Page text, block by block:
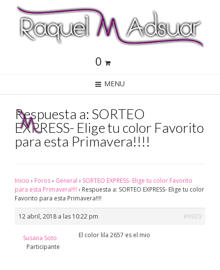
0
MENU
Respuesta a: SORTEO
EXPRESS- Elige tu color Favorito
para esta Primavera!!!!
Inicio › Foros› General › SORTEO EXPRESS- Elige tu color Favorito
para esta Primavera!!!! › Respuesta a: SORTEO EXPRESS- Elige tu color
Favorito para esta Primavera!!!!
12 abril, 2018 a las 10:22 pm #6929
Susana Soto
Participante
El color lila 2657 es el mio